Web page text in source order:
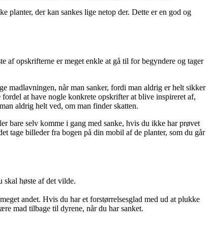
planter, der kan sankes lige netop der. Dette er en god og
af opskrifterne er meget enkle at gå til for begyndere og tager
madlavningen, når man sanker, fordi man aldrig er helt sikker
at have nogle konkrete opskrifter at blive inspireret af,
aldrig helt ved, om man finder skatten.
bare selv komme i gang med sanke, hvis du ikke har prøvet
tage billeder fra bogen på din mobil af de planter, som du går
skal høste af det vilde.
andet. Hvis du har et forstørrelsesglad med ud at plukke
mad tilbage til dyrene, når du har sanket.